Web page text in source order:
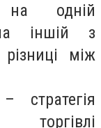
на одній
іншій з
між
стратегія
торгівлі